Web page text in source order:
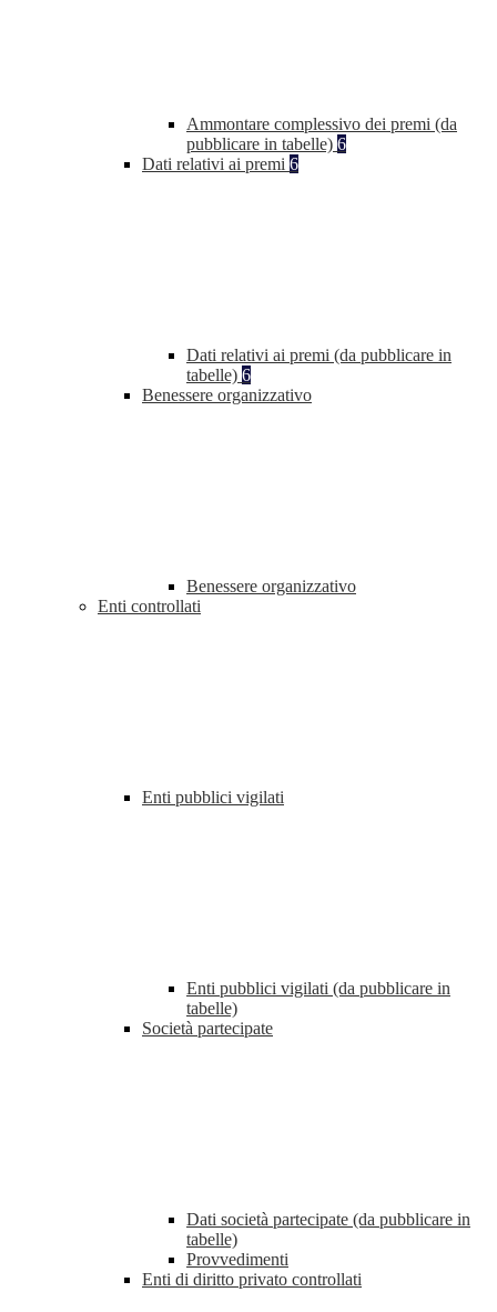
Ammontare complessivo dei premi (da
pubblicare in tabelle) 6
Dati relativi ai premi 6
Dati relativi ai premi (da pubblicare in
tabelle) 6
Benessere organizzativo
Benessere organizzativo
Enti controllati
Enti pubblici vigilati
Enti pubblici vigilati (da pubblicare in
tabelle)
Società partecipate
Dati società partecipate (da pubblicare in
tabelle)
Provvedimenti
Enti di diritto privato controllati